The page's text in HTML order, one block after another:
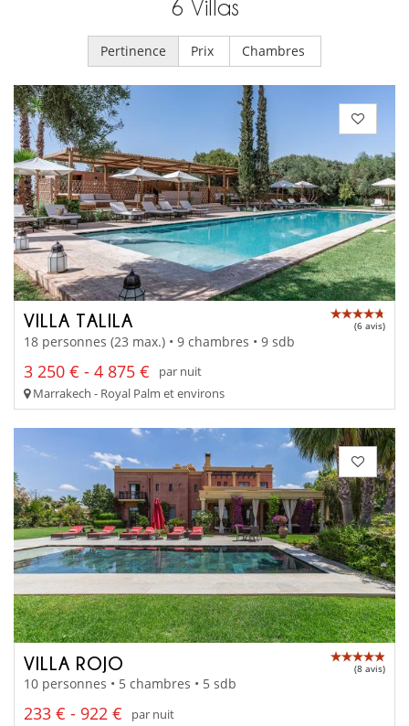
6 Villas
Pertinence Prix Chambres
VILLA TALILA (6 avis)
18 personnes (23 max.) • 9 chambres • 9 sdb
3 250 € - 4 875 €
par nuit
Marrakech - Royal Palm et environs
VILLA ROJO (8 avis)
10 personnes • 5 chambres • 5 sdb
233 € - 922 €
par nuit